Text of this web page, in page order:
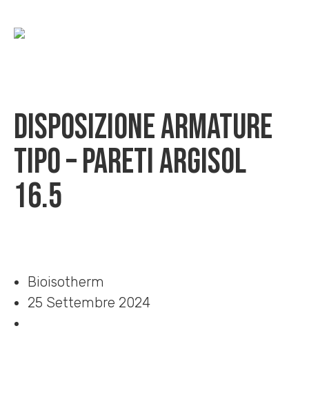
Disposizione armature
tipo – pareti Argisol
16.5
Bioisotherm
25 Settembre 2024